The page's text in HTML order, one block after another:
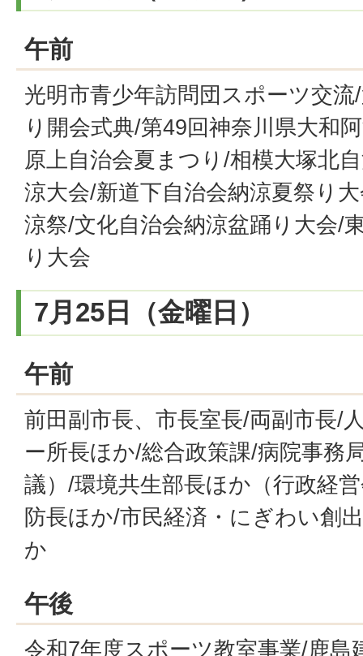
午前
光明市青少年訪問団スポーツ交
り開会式典/第49回神奈川県大和
原上自治会夏まつり/相模大塚北
涼大会/新道下自治会納涼夏祭り
涼祭/文化自治会納涼盆踊り大会/
り大会
7月25日（金曜日）
午前
前田副市長、市長室長/両副市長/
ー所長ほか/総合政策課/病院事務
議）/環境共生部長ほか（行政経
防長ほか/市民経済・にぎわい創
か
午後
令和7年度スポーツ教室事業/鹿島